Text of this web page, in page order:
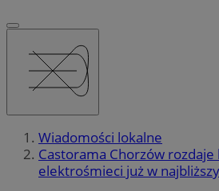
Wiadomości lokalne
Castorama Chorzów
elektrośmieci już w